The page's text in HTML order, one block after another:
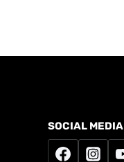
SOCIAL MEDIA